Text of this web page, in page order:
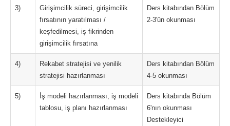
3)
Girişimcilik süreci, girişimcilik
fırsatının yaratılması /
keşfedilmesi, iş fikrinden
girişimcilik fırsatına
Ders kitabından Bölüm
2-3'ün okunması
4)
Rekabet stratejisi ve yenilik
stratejisi hazırlanması
Ders kitabından Bölüm
4-5 okunması
5)
İş modeli hazırlanması, iş modeli
tablosu, iş planı hazırlanması
Ders kitabında Bölüm
6'nın okunması
Destekleyici